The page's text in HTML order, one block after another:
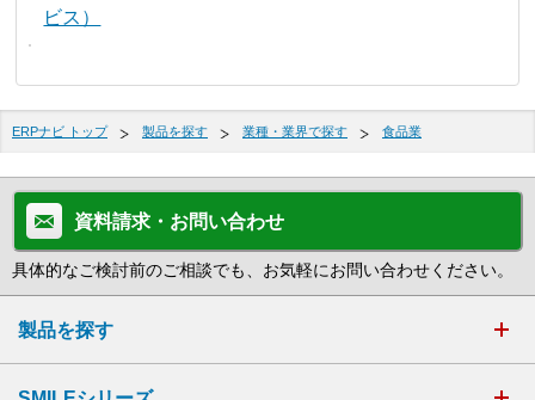
ビス）
ERPナビ トップ 製品を探す 業種・業界で探す 食品業
資料請求・お問い合わせ
具体的なご検討前のご相談でも、お気軽にお問い合わせください。
製品を探す